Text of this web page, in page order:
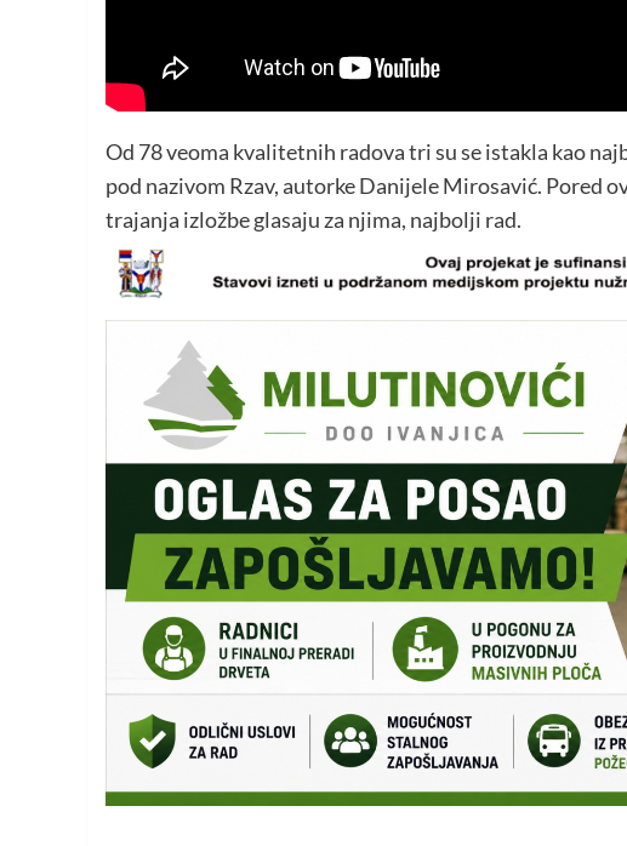
Od 78 veoma kvalitetnih radova tri su se istakla kao
pod nazivom Rzav, autorke Danijele Mirosavić. Pored
trajanja izložbe glasaju za njima, najbolji rad.